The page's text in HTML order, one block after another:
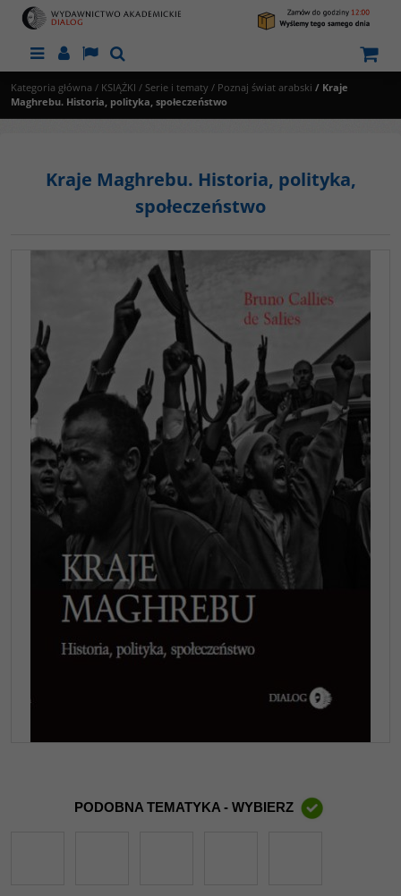
MenuPanelLangSzukaj
Kategoria główna / KSIĄŻKI / Serie i tematy / Poznaj świat arabski / Kraje
Maghrebu. Historia, polityka, społeczeństwo
Kraje Maghrebu. Historia, polityka,
społeczeństwo
PODOBNA TEMATYKA - WYBIERZ